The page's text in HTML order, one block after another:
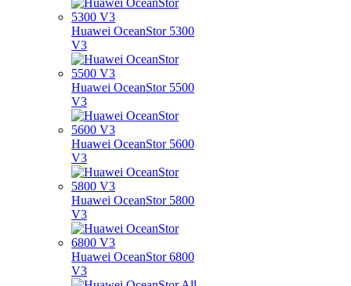
Huawei OceanStor 5300
V3
Huawei OceanStor 5500
V3
Huawei OceanStor 5600
V3
Huawei OceanStor 5800
V3
Huawei OceanStor 6800
V3